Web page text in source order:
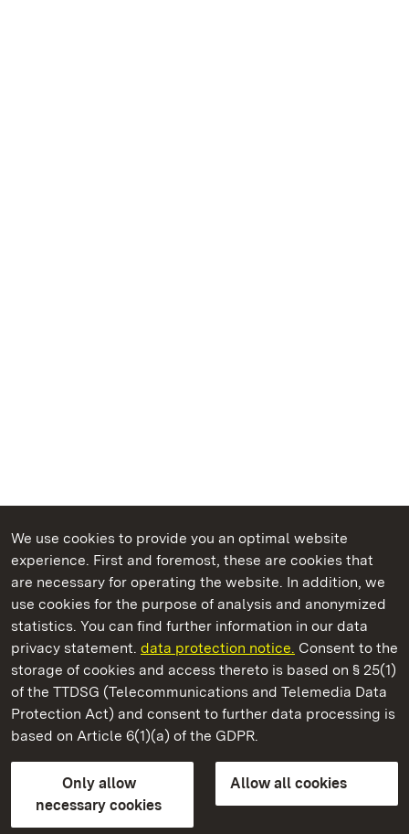
We use cookies to provide you an optimal website
experience. First and foremost, these are cookies that
are necessary for operating the website. In addition, we
use cookies for the purpose of analysis and anonymized
statistics. You can find further information in our data
privacy statement. data protection notice. Consent to the
storage of cookies and access thereto is based on § 25(1)
of the TTDSG (Telecommunications and Telemedia Data
Protection Act) and consent to further data processing is
based on Article 6(1)(a) of the GDPR.
Only allow
necessary cookies
Allow all cookies
State Palaces and Gardens of Baden-Wuerttemberg
Rastatt Residential Palace
State Palaces and Gardens of Baden-Wuerttemberg
Contact usFAQMasthead
Declaration on barrier-free access